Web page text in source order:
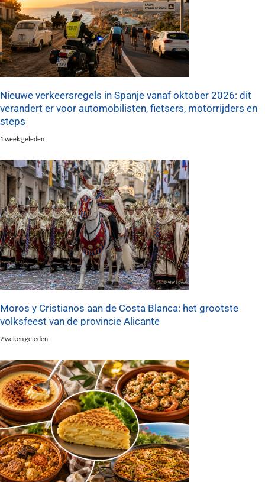
Nieuwe verkeersregels in Spanje vanaf oktober 2026: dit
verandert er voor automobilisten, fietsers, motorrijders en
steps
1 week geleden
Moros y Cristianos aan de Costa Blanca: het grootste
volksfeest van de provincie Alicante
2 weken geleden